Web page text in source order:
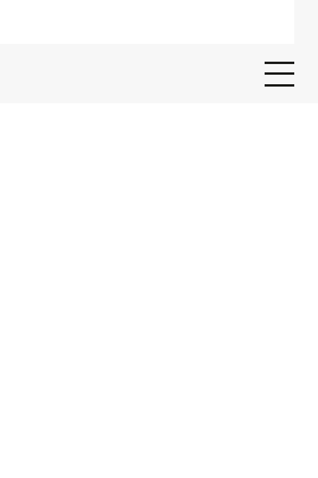
Open